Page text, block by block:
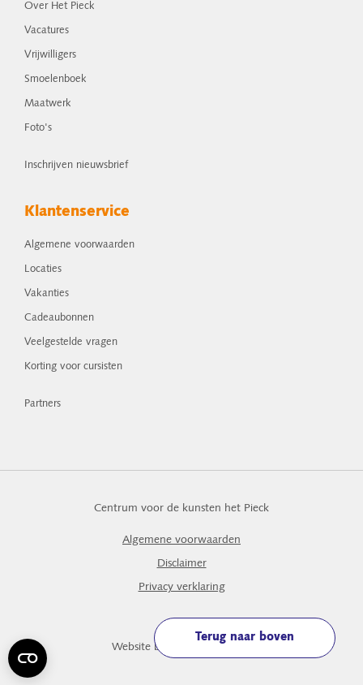
Terug naar boven
Over Het Pieck
Vacatures
Vrijwilligers
Smoelenboek
Maatwerk
Foto's
Inschrijven nieuwsbrief
Klantenservice
Algemene voorwaarden
Locaties
Vakanties
Cadeaubonnen
Veelgestelde vragen
Korting voor cursisten
Partners
Centrum voor de kunsten het Pieck
Algemene voorwaarden
Disclaimer
Privacy verklaring
Website by The Cre8ion.Lab